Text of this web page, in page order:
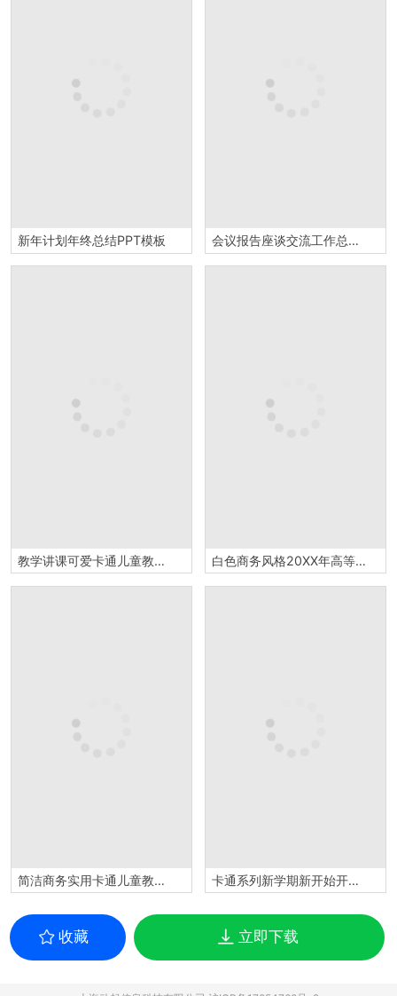
新年计划年终总结PPT模板 会议报告座谈交流工作总结汇报PPT模板
教学讲课可爱卡通儿童教育PPT模板 白色商务风格20XX年高等学校学生会招新PPT模板
简洁商务实用卡通儿童教育教学PPT模板 卡通系列新学期新开始开学季主题PPT模板
收藏 立即下载